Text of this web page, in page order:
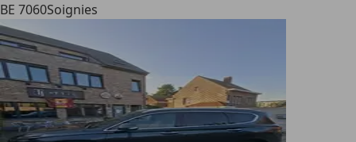
BE 7060Soignies